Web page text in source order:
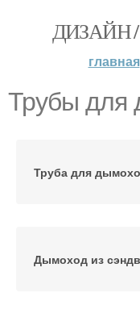
ДИЗАЙН
главная
Трубы для
Труба для
Дымоход из